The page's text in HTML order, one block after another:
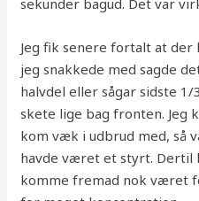
Jeg fik senere fortalt at
jeg snakkede med sagde
halvdel eller sågar sidste
skete lige bag fronten. Jeg
kom væk i udbrud med, så
havde været et styrt. Dertil
komme fremad nok været